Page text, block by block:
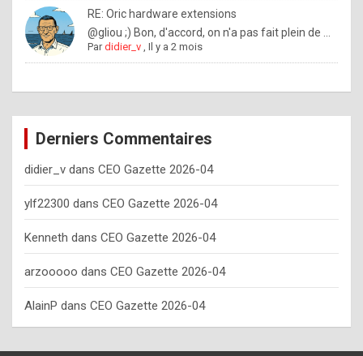
o
w
o
e
y
o
u
s
h
o
RE: Oric hardware extensions
@gliou ;) Bon, d'accord, on n'a pas fait plein de ...
Pardidier_v ,Il y a 2 mois
Derniers Commentaires
didier_v dans CEO Gazette 2026-04
ylf22300 dans CEO Gazette 2026-04
Kenneth dans CEO Gazette 2026-04
arzooooo dans CEO Gazette 2026-04
AlainP dans CEO Gazette 2026-04